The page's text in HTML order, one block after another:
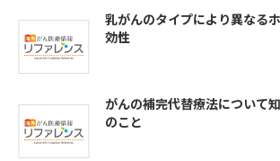
乳がんのタイプにより異なる
効性
がんの補完代替療法について
のこと